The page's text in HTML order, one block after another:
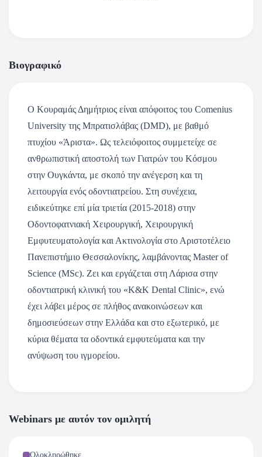
Βιογραφικό
Ο Κουραμάς Δημήτριος είναι απόφοιτος του Comenius
University της Μπρατισλάβας (DMD), με βαθμό
πτυχίου «Άριστα». Ως τελειόφοιτος συμμετείχε σε
ανθρωπιστική αποστολή των Γιατρών του Κόσμου
στην Ουγκάντα, με σκοπό την ανέγερση και τη
λειτουργία ενός οδοντιατρείου. Στη συνέχεια,
ειδικεύτηκε επί μία τριετία (2015-2018) στην
Οδοντοφατνιακή Χειρουργική, Χειρουργική
Εμφυτευματολογία και Ακτινολογία στο Αριστοτέλειο
Πανεπιστήμιο Θεσσαλονίκης, λαμβάνοντας Master of
Science (MSc). Ζει και εργάζεται στη Λάρισα στην
οδοντιατρική κλινική του «K&K Dental Clinic», ενώ
έχει λάβει μέρος σε πλήθος ανακοινώσεων και
δημοσιεύσεων στην Ελλάδα και στο εξωτερικό, με
κύρια θέματα τα οδοντικά εμφυτεύματα και την
ανύψωση του ιγμορείου.
Webinars με αυτόν τον ομιλητή
Ολοκληρώθηκε